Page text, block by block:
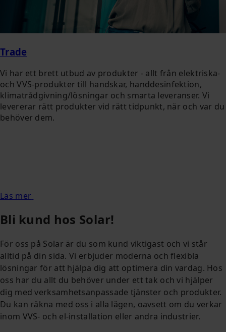
Trade
Vi har ett brett utbud av produkter - allt från elektriska-
och VVS-produkter till handskar, handdesinfektion,
klimatrådgivning/lösningar och smarta leveranser. Vi
levererar rätt produkter vid rätt tidpunkt, när och var du
behöver dem.
Läs mer
Bli kund hos Solar!
För oss på Solar är du som kund viktigast och vi står
alltid på din sida. Vi erbjuder moderna och flexibla
lösningar för att hjälpa dig att optimera din vardag. Hos
oss har du allt du behöver under ett tak och vi hjälper
dig med verksamhetsanpassade tjänster och produkter.
Du kan räkna med oss i alla lägen, oavsett om du verkar
inom VVS- och el-installation eller andra industrier.